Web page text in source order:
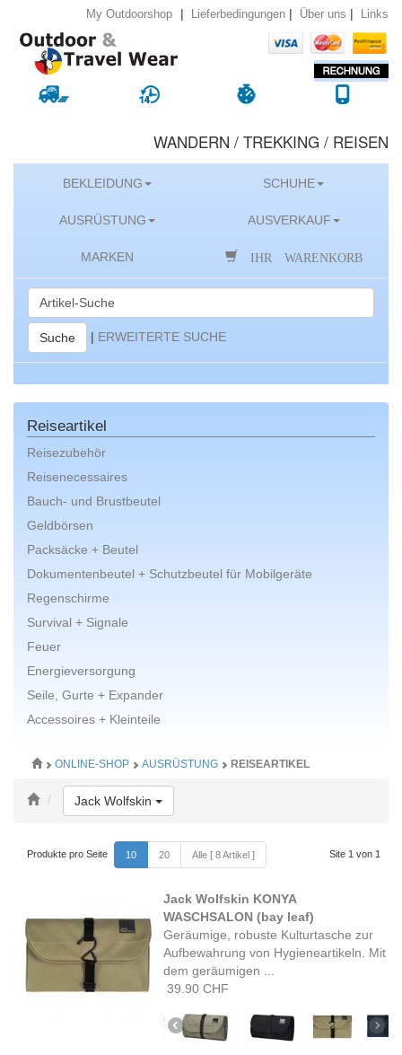
My Outdoorshop | Lieferbedingungen | Über uns | Links
WANDERN / TREKKING / REISEN
BEKLEIDUNG SCHUHE
AUSRÜSTUNG AUSVERKAUF
MARKEN IHR WARENKORB
Suche | ERWEITERTE SUCHE
Reiseartikel
Reisezubehör
Reisenecessaires
Bauch- und Brustbeutel
Geldbörsen
Packsäcke + Beutel
Dokumentenbeutel + Schutzbeutel für Mobilgeräte
Regenschirme
Survival + Signale
Feuer
Energieversorgung
Seile, Gurte + Expander
Accessoires + Kleinteile
ONLINE-SHOP AUSRÜSTUNG REISEARTIKEL
Jack Wolfskin Toggle Dropdown
Produkte pro Seite 10 20 Alle [ 8 Artikel ] Site 1 von 1
Jack Wolfskin KONYA
WASCHSALON (bay leaf)
Geräumige, robuste Kulturtasche zur
Aufbewahrung von Hygieneartikeln. Mit
dem geräumigen ...
39.90 CHF